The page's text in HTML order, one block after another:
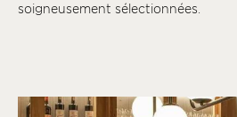
soigneusement sélectionnées.